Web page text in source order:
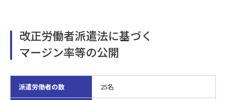
改正労働者派遣法に基づく
マージン率等の公開
派遣労働者の数 25名